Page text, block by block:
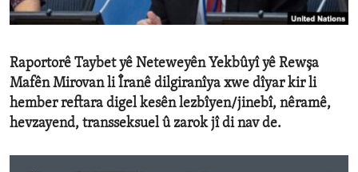
ENVIRONMENT AND HEALTH
Raportorê Taybet yê Neteweyên Yekbûyî yê Rewşa
Mafên Mirovan li Îranê dilgiranîya xwe dîyar kir li
hember reftara digel kesên lezbîyen/jinebî, nêramê,
hevzayend, transseksuel û zarok jî di nav de.